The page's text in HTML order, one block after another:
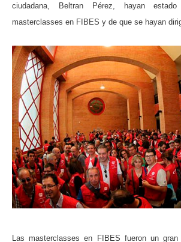
ciudadana, Beltran Pérez, hayan
masterclasses en FIBES y de que se hayan
Las masterclasses en FIBES fueron un